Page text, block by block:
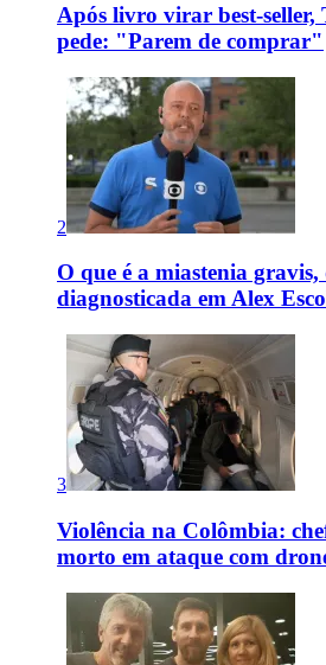
Após livro virar best-
pede: "Parem de comprar"
2
O que é a miastenia gravis,
diagnosticada em Alex
3
Violência na Colômbia:
morto em ataque com